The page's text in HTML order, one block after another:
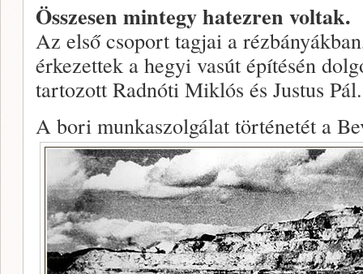
Összesen mintegy hatezren voltak.
Az első csoport tagjai a
érkezettek a hegyi vasút építésén
tartozott Radnóti Miklós és Justus Pál.
A bori munkaszolgálat történetét a